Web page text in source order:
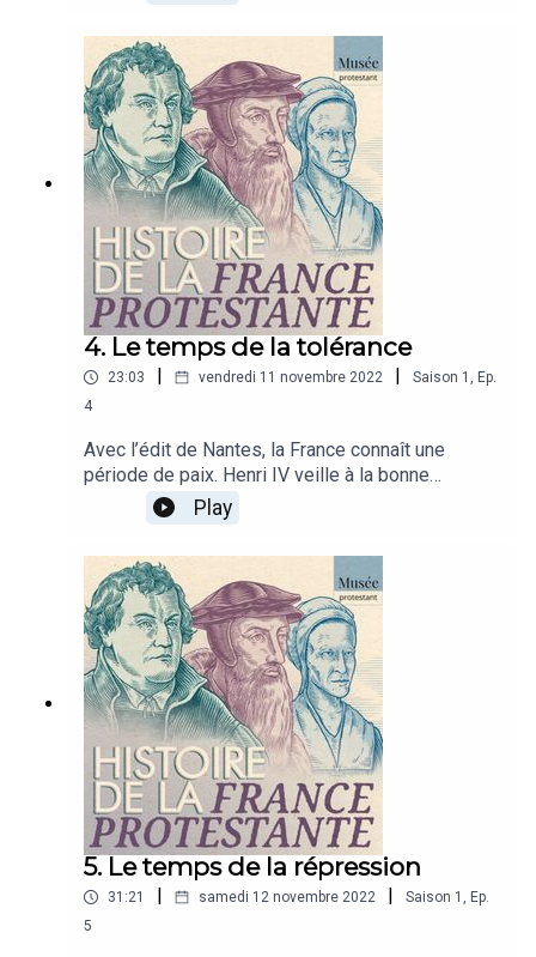
et forment un parti puissant. Et le catholicisme
majoritaire se sent concurrencé. La rivalité
débouche sur la guerre et le massacre de la Saint
Barthélémy.Entretien : Marianne Carbonnier-
Burkard, maître de conférence honoraire à
l'Institut protestant de théologie, et Jérémie Foa,
maître de conférences HDR en histoire moderne
à Aix-Marseille universitéRéalisation : Tudi
CrequerHabillage et mixage : Alexandre
LechauxVoix : Agathe Lacroix
4. Le temps de la tolérance
23:03 | vendredi 11 novembre 2022 | Saison 1 , Ep.
4
Avec l’édit de Nantes, la France connaît une
période de paix. Henri IV veille à la bonne
application de l’édit qui protège les protestants
mais limite l’expansion du
protestantisme.Entretien : Marianne Carbonnier-
Burkard, maître de conférence honoraire à
l'Institut protestant de théologieRéalisation : Tudi
CrequerHabillage et mixage : Alexandre
LechauxVoix : Agathe Lacroix et Joshua
Kleinhans
Play
5. Le temps de la répression
31:21 | samedi 12 novembre 2022 | Saison 1 , Ep.
5